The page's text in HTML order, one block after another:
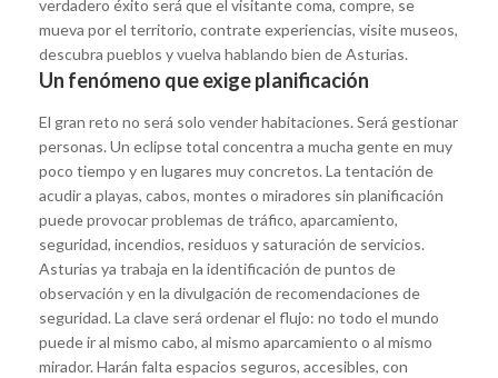
verdadero éxito será que el visitante coma, compre, se
mueva por el territorio, contrate experiencias, visite museos,
descubra pueblos y vuelva hablando bien de Asturias.
Un fenómeno que exige planificación
El gran reto no será solo vender habitaciones. Será gestionar
personas. Un eclipse total concentra a mucha gente en muy
poco tiempo y en lugares muy concretos. La tentación de
acudir a playas, cabos, montes o miradores sin planificación
puede provocar problemas de tráfico, aparcamiento,
seguridad, incendios, residuos y saturación de servicios.
Asturias ya trabaja en la identificación de puntos de
observación y en la divulgación de recomendaciones de
seguridad. La clave será ordenar el flujo: no todo el mundo
puede ir al mismo cabo, al mismo aparcamiento o al mismo
mirador. Harán falta espacios seguros, accesibles, con